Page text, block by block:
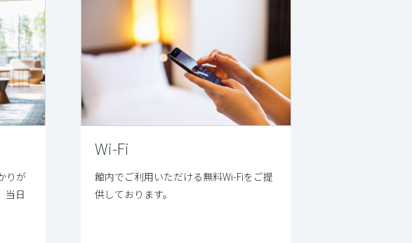
りが
当日
Wi-Fi
館内でご利用いただける無料Wi-Fiをご提
供しております。